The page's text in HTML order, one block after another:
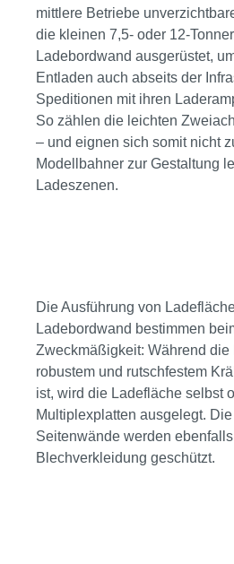
mittlere Betriebe
die kleinen 7,5- oder 12-
Ladebordwand ausgerüstet,
Entladen auch abseits der
Speditionen mit ihren
So zählen die leichten
– und eignen sich somit nicht
Modellbahner zur Gestaltung
Ladeszenen.
Die Ausführung von
Ladebordwand bestimmen
Zweckmäßigkeit: Während die
robustem und rutschfestem
ist, wird die Ladefläche selbst
Multiplexplatten ausgelegt.
Seitenwände werden
Blechverkleidung geschützt.